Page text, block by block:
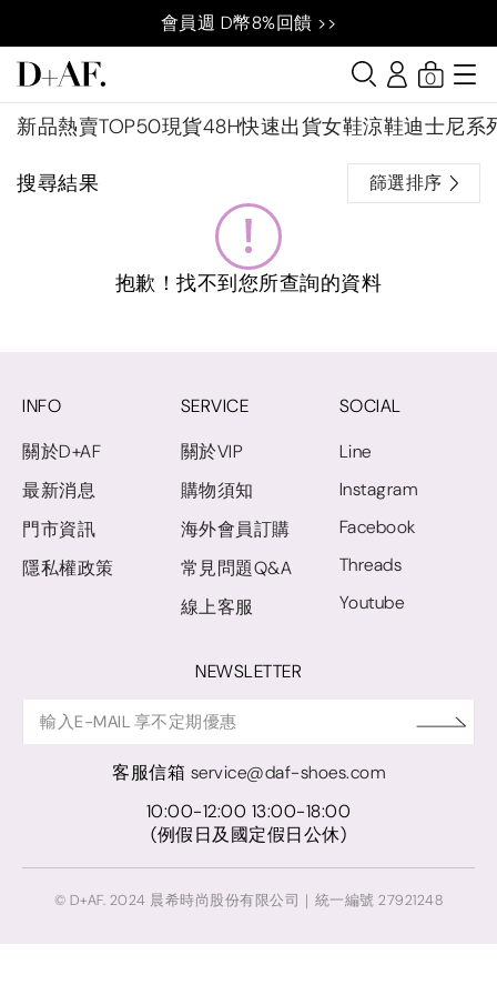
會員週 D幣8%回饋 >>
新品熱賣TOP50現貨48H快速出貨女鞋涼鞋迪士尼系
0
搜尋結果 篩選排序
抱歉！找不到您所查詢的資料
INFO
關於D+AF
最新消息
門市資訊
隱私權政策
SERVICE
關於VIP
購物須知
海外會員訂購
常見問題Q&A
線上客服
SOCIAL
Line
Instagram
Facebook
Threads
Youtube
NEWSLETTER
客服信箱 service@daf-shoes.com
10:00-12:00 13:00-18:00
(例假日及國定假日公休)
© D+AF. 2024 晨希時尚股份有限公司｜統一編號 27921248